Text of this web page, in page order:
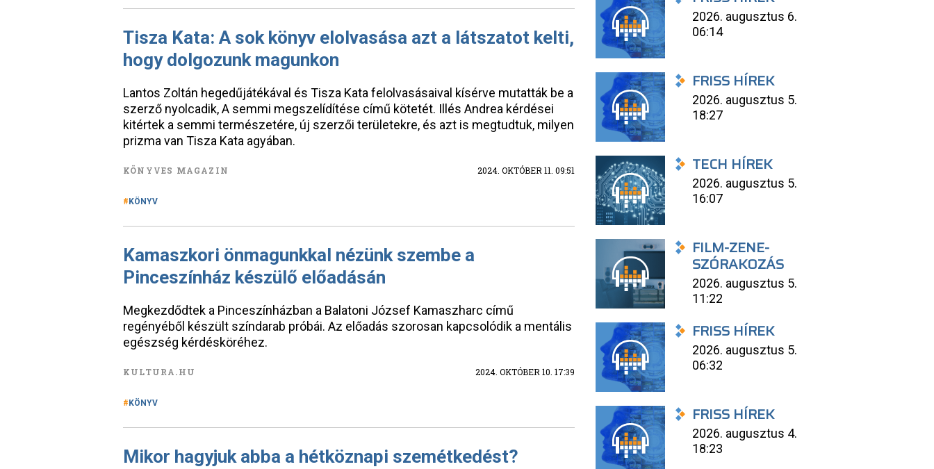
Tisza Kata: A sok könyv elolvasása azt a látszatot kelti,
hogy dolgozunk magunkon
Lantos Zoltán hegedűjátékával és Tisza Kata felolvasásaival kísérve mutatták be a
szerző nyolcadik, A semmi megszelídítése című kötetét. Illés Andrea kérdései
kitértek a semmi természetére, új szerzői területekre, és azt is megtudtuk, milyen
prizma van Tisza Kata agyában.
KÖNYVES MAGAZIN 2024. OKTÓBER 11. 09:51
KÖNYV
Kamaszkori önmagunkkal nézünk szembe a
Pinceszínház készülő előadásán
Megkezdődtek a Pinceszínházban a Balatoni József Kamaszharc című
regényéből készült színdarab próbái. Az előadás szorosan kapcsolódik a mentális
egészség kérdésköréhez.
KULTURA.HU 2024. OKTÓBER 10. 17:39
KÖNYV
Mikor hagyjuk abba a hétköznapi szemétkedést?
2026. augusztus 6.
06:14
FRISS HÍREK
2026. augusztus 5.
18:27
TECH HÍREK
2026. augusztus 5.
16:07
FILM-ZENE-
SZÓRAKOZÁS
2026. augusztus 5.
11:22
FRISS HÍREK
2026. augusztus 5.
06:32
FRISS HÍREK
2026. augusztus 4.
18:23